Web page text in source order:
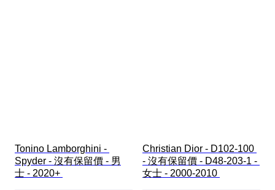
Tonino Lamborghini -
Spyder - 沒有保留價 - 男
士 - 2020+
Christian Dior - D102-100
- 沒有保留價 - D48-203-1 -
女士 - 2000-2010